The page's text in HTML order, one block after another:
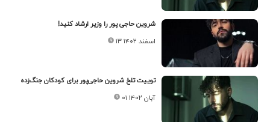
شروین حاجی پور را وزیر ارشاد کنید!
۱۳ اسفند ۱۴۰۲
توییت تلخ شروین حاجی‌پور برای کودکان جنگ‌زده
۰۱ آبان ۱۴۰۲